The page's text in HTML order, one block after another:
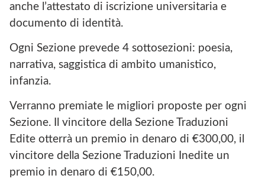
anche l’attestato di iscrizione universitaria e
documento di identità.
Ogni Sezione prevede 4 sottosezioni: poesia,
narrativa, saggistica di ambito umanistico,
infanzia.
Verranno premiate le migliori proposte per ogni
Sezione. Il vincitore della Sezione Traduzioni
Edite otterrà un premio in denaro di €300,00, il
vincitore della Sezione Traduzioni Inedite un
premio in denaro di €150,00.